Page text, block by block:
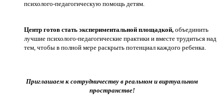
психолого-педагогическую помощь детям.
Центр готов стать экспериментальной площадкой, объединить
лучшие психолого-педагогические практики и вместе трудиться над
тем, чтобы в полной мере раскрыть потенциал каждого ребенка.
Приглашаем к сотрудничеству в реальном и виртуальном
пространстве!